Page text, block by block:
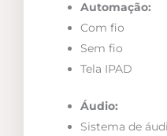
Automação:
Com fio
Sem fio
Tela IPAD
Áudio:
Sistema de